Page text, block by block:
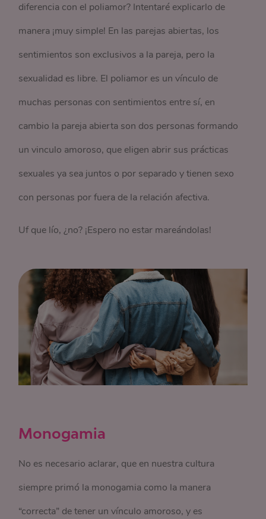
diferencia con el poliamor? Intentaré explicarlo de
manera ¡muy simple! En las parejas abiertas, los
sentimientos son exclusivos a la pareja, pero la
sexualidad es libre. El poliamor es un vínculo de
muchas personas con sentimientos entre sí, en
cambio la pareja abierta son dos personas formando
un vinculo amoroso, que eligen abrir sus prácticas
sexuales ya sea juntos o por separado y tienen sexo
con personas por fuera de la relación afectiva.
Uf que lío, ¿no? ¡Espero no estar mareándolas!
Monogamia
No es necesario aclarar, que en nuestra cultura
siempre primó la monogamia como la manera
“correcta” de tener un vínculo amoroso, y es